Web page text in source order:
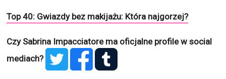
Top 40: Gwiazdy bez makijażu: Która najgorzej?
Czy Sabrina Impacciatore ma oficjalne profile w social
mediach?